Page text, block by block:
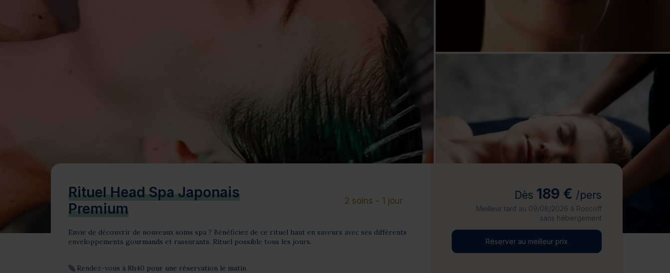
Mini-cure 3 à 5 jours
Rituel Head Spa Japonais
Premium
2 soins - 1 jour
Envie de découvrir de nouveaux soins spa ? Bénéficiez de ce rituel haut en saveurs avec ses différents
enveloppements gourmands et rassurants. Rituel possible tous les jours.
Rendez-vous à 8h40 pour une réservation le matin
Dès 189 € /pers
Meilleur tarif au 09/08/2026 à Roscoff
sans hébergement
Réserver au meilleur prix